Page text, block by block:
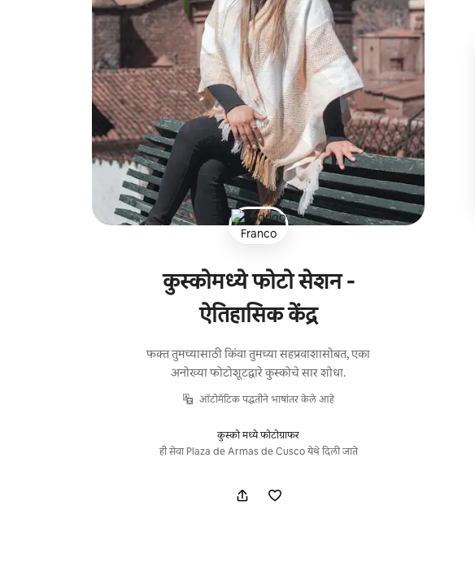
कुस्कोमध्ये फोटो सेशन -
ऐतिहासिक केंद्र
फक्त तुमच्यासाठी किंवा तुमच्या सहप्रवाशासोबत, एका
अनोख्या फोटोशूटद्वारे कुस्कोचे सार शोधा.
ऑटोमॅटिक पद्धतीने भाषांतर केले आहे
कुस्को मध्ये फोटोग्राफर
ही सेवा Plaza de Armas de Cusco येथे दिली जाते